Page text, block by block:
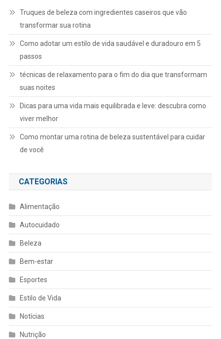
Truques de beleza com ingredientes caseiros que vão
transformar sua rotina
Como adotar um estilo de vida saudável e duradouro em 5
passos
técnicas de relaxamento para o fim do dia que transformam
suas noites
Dicas para uma vida mais equilibrada e leve: descubra como
viver melhor
Como montar uma rotina de beleza sustentável para cuidar
de você
CATEGORIAS
Alimentação
Autocuidado
Beleza
Bem-estar
Esportes
Estilo de Vida
Notícias
Nutrição